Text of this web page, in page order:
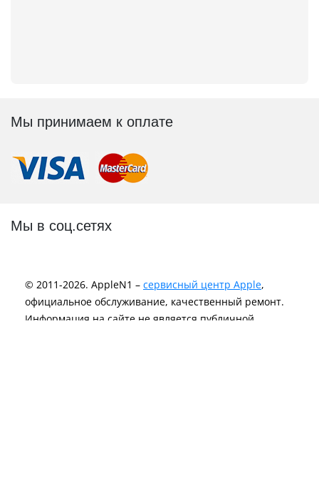
Мы принимаем к оплате
Мы в соц.сетях
© 2011-2026. AppleN1 – сервисный центр Apple,
официальное обслуживание, качественный ремонт.
Информация на сайте не является публичной